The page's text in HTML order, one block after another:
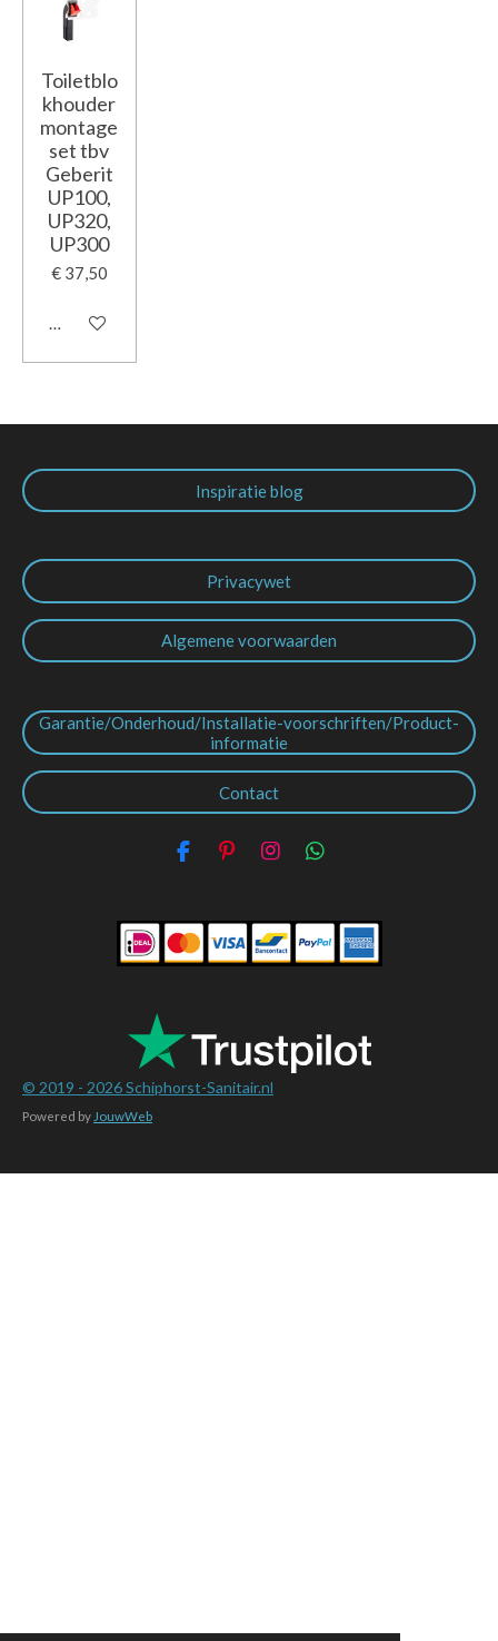
Toiletblo
khouder
montage
set tbv
Geberit
UP100,
UP320,
UP300
€ 37,50
In winkelwagen
Inspiratie blog
Privacywet
Algemene voorwaarden
Garantie/Onderhoud/Installatie-voorschriften/Product-
informatie
Contact
F
e
b
o
P
t
e
r
I
t
a
g
W
t
s
A
© 2019 - 2026Schiphorst-Sanitair.nl
Powered by JouwWeb